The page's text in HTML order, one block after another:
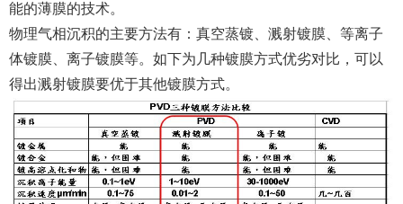
能的薄膜的技术。
物理气相沉积的主要方法有：真空蒸镀、溅射镀膜、等离子
体镀膜、离子镀膜等。如下为几种镀膜方式优劣对比，可以
得出溅射镀膜要优于其他镀膜方式。